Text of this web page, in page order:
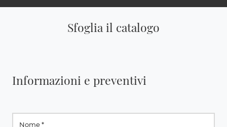
Sfoglia il catalogo
Informazioni e preventivi